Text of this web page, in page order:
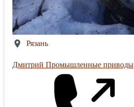
Рязань
Дмитрий Промышленные приводы